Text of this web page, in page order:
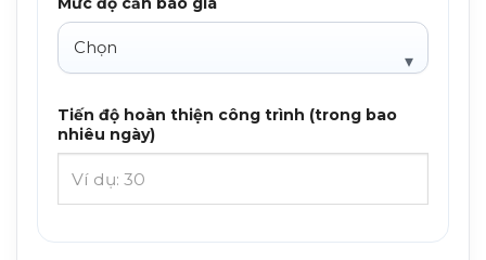
Tiến độ hoàn thiện công trình (trong bao
nhiêu ngày)